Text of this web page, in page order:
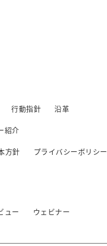
行動指針 沿革
紹介
方針 プライバシーボリシー
ュー ウェビナー